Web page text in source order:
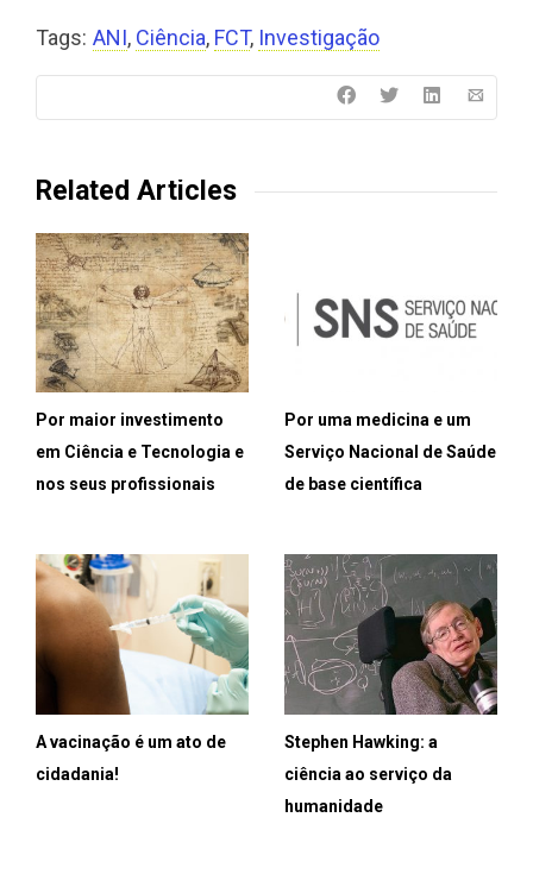
Tags: ANI, Ciência, FCT, Investigação
Related Articles
Por maior investimento
em Ciência e Tecnologia e
nos seus profissionais
Por uma medicina e um
Serviço Nacional de Saúde
de base científica
A vacinação é um ato de
cidadania!
Stephen Hawking: a
ciência ao serviço da
humanidade